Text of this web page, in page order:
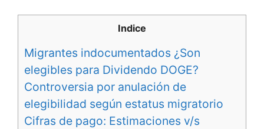
Indice
Migrantes indocumentados ¿Son
elegibles para Dividendo DOGE?
Controversia por anulación de
elegibilidad según estatus migratorio
Cifras de pago: Estimaciones v/s